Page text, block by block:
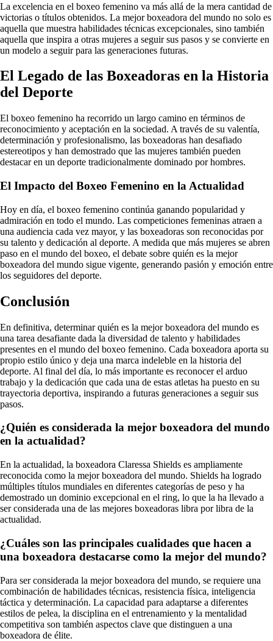
La excelencia en el boxeo femenino va más allá de la mera cantidad de
victorias o títulos obtenidos. La mejor boxeadora del mundo no solo es
aquella que muestra habilidades técnicas excepcionales, sino también
aquella que inspira a otras mujeres a seguir sus pasos y se convierte en
un modelo a seguir para las generaciones futuras.
El Legado de las Boxeadoras en la Historia
del Deporte
El boxeo femenino ha recorrido un largo camino en términos de
reconocimiento y aceptación en la sociedad. A través de su valentía,
determinación y profesionalismo, las boxeadoras han desafiado
estereotipos y han demostrado que las mujeres también pueden
destacar en un deporte tradicionalmente dominado por hombres.
El Impacto del Boxeo Femenino en la Actualidad
Hoy en día, el boxeo femenino continúa ganando popularidad y
admiración en todo el mundo. Las competiciones femeninas atraen a
una audiencia cada vez mayor, y las boxeadoras son reconocidas por
su talento y dedicación al deporte. A medida que más mujeres se abren
paso en el mundo del boxeo, el debate sobre quién es la mejor
boxeadora del mundo sigue vigente, generando pasión y emoción entre
los seguidores del deporte.
Conclusión
En definitiva, determinar quién es la mejor boxeadora del mundo es
una tarea desafiante dada la diversidad de talento y habilidades
presentes en el mundo del boxeo femenino. Cada boxeadora aporta su
propio estilo único y deja una marca indeleble en la historia del
deporte. Al final del día, lo más importante es reconocer el arduo
trabajo y la dedicación que cada una de estas atletas ha puesto en su
trayectoria deportiva, inspirando a futuras generaciones a seguir sus
pasos.
¿Quién es considerada la mejor boxeadora del mundo
en la actualidad?
En la actualidad, la boxeadora Claressa Shields es ampliamente
reconocida como la mejor boxeadora del mundo. Shields ha logrado
múltiples títulos mundiales en diferentes categorías de peso y ha
demostrado un dominio excepcional en el ring, lo que la ha llevado a
ser considerada una de las mejores boxeadoras libra por libra de la
actualidad.
¿Cuáles son las principales cualidades que hacen a
una boxeadora destacarse como la mejor del mundo?
Para ser considerada la mejor boxeadora del mundo, se requiere una
combinación de habilidades técnicas, resistencia física, inteligencia
táctica y determinación. La capacidad para adaptarse a diferentes
estilos de pelea, la disciplina en el entrenamiento y la mentalidad
competitiva son también aspectos clave que distinguen a una
boxeadora de élite.